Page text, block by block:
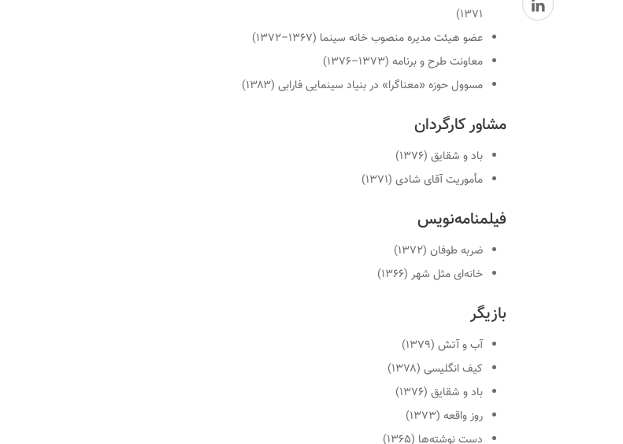
۱۳۷۱)
عضو هیئت مدیره منصوب خانه سینما (۱۳۶۷–۱۳۷۲)
معاونت طرح و برنامه (۱۳۷۳–۱۳۷۶)
مسوول حوزه «معناگرا» در بنیاد سینمایی فارابی (۱۳۸۳)
مشاور کارگردان
باد و شقایق (۱۳۷۶)
مأموریت آقای شادی (۱۳۷۱)
فیلمنامه‌نویس
ضربه طوفان (۱۳۷۲)
خانه‌ای مثل شهر (۱۳۶۶)
بازیگر
آب و آتش (۱۳۷۹)
کیف انگلیسی (۱۳۷۸)
باد و شقایق (۱۳۷۶)
روز واقعه (۱۳۷۳)
دست نوشته‌ها (۱۳۶۵)